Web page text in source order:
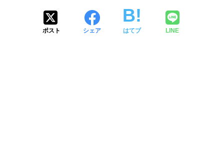
ポスト シェア はてブ LINE